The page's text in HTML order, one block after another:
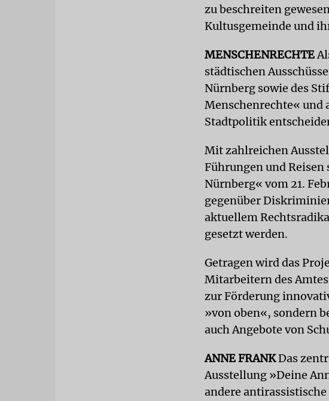
zu beschreiten
Kultusgemeinde und
MENSCHENRECHTE
städtischen
Nürnberg sowie des
Menschenrechte« und
Stadtpolitik
Mit zahlreichen
Führungen und
Nürnberg« vom 21.
gegenüber
aktuellem
gesetzt werden.
Getragen wird das
Mitarbeitern des
zur Förderung
»von oben«, sondern
auch Angebote von
ANNE FRANKDas
Ausstellung »Deine
andere